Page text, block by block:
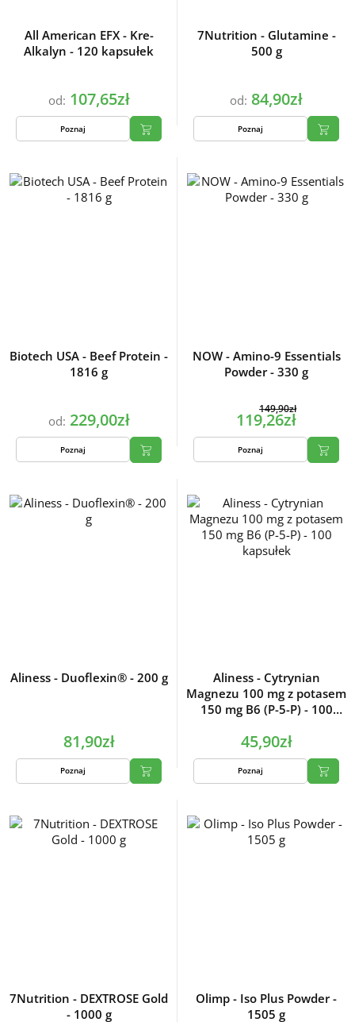
All American EFX - Kre-
Alkalyn - 120 kapsułek
od: 107,65zł
Poznaj
7Nutrition - Glutamine -
500 g
od: 84,90zł
Poznaj
Biotech USA - Beef Protein -
1816 g
od: 229,00zł
Poznaj
NOW - Amino-9 Essentials
Powder - 330 g
149,90zł
119,26zł
Poznaj
Aliness - Duoflexin® - 200 g
81,90zł
Poznaj
Aliness - Cytrynian
Magnezu 100 mg z potasem
150 mg B6 (P-5-P) - 100
45,90zł
Poznaj
7Nutrition - DEXTROSE Gold
- 1000 g
Olimp - Iso Plus Powder -
1505 g